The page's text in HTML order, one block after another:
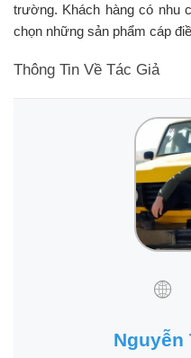
trường. Khách hàng có nhu
chọn những sản phẩm cáp
Thông Tin Về Tác Giả
Nguyễn